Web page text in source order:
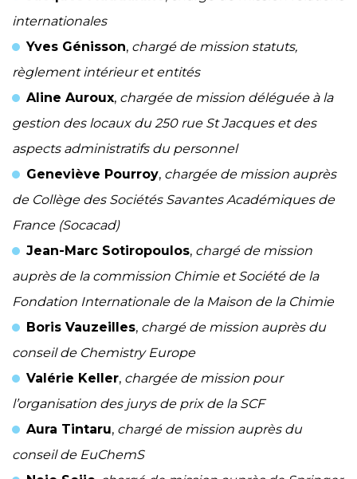
internationales
Yves Génisson, chargé de mission statuts,
règlement intérieur et entités
Aline Auroux, chargée de mission déléguée à la
gestion des locaux du 250 rue St Jacques et des
aspects administratifs du personnel
Geneviève Pourroy, chargée de mission auprès
de Collège des Sociétés Savantes Académiques de
France (Socacad)
Jean-Marc Sotiropoulos, chargé de mission
auprès de la commission Chimie et Société de la
Fondation Internationale de la Maison de la Chimie
Boris Vauzeilles, chargé de mission auprès du
conseil de Chemistry Europe
Valérie Keller, chargée de mission pour
l’organisation des jurys de prix de la SCF
Aura Tintaru, chargé de mission auprès du
conseil de EuChemS